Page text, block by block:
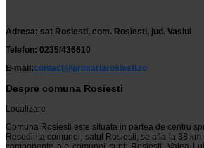
Adresa: sat Rosiesti, com. Rosiesti, jud. Vaslui
Telefon: 0235/436610
E-mail:contact@primariarosiesti.ro
Despre comuna Rosiesti
Localizare
Comuna Rosiesti este situata in partea de centru
Resedinta comunei, satul Rosiesti, se afla la 38